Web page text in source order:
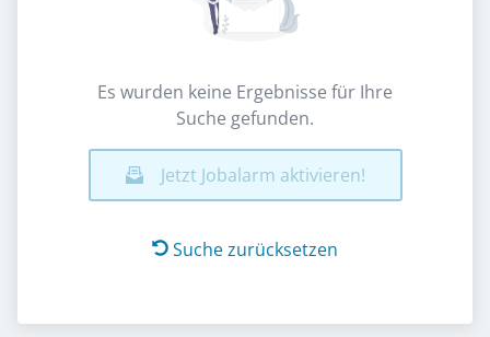
Es wurden keine Ergebnisse für Ihre
Suche gefunden.
Jetzt Jobalarm aktivieren!
Suche zurücksetzen